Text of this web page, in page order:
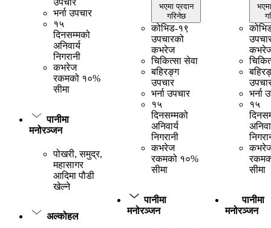
उपचार
भर्ना उपचार
१५
दिनसम्मको
अनिवार्य
निगरानी
कभरेज
रकमको १०%
सीमा
पानीमा
मनोरञ्जन
पोखरी, समुद्र,
महासागर
आदिमा पौडी
खेल्ने
अल्कोहल
भएमा प्रदान
गरिनेछ
कोभिड-१९
उपचारको
कभरेज
चिकित्सा सेवा
बहिरङ्ग
उपचार
भर्ना उपचार
१५
दिनसम्मको
अनिवार्य
निगरानी
कभरेज
रकमको १०%
सीमा
पानीमा
मनोरञ्जन
भर्ना
१५
सीमा
पानीमा
मनोरञ्जन